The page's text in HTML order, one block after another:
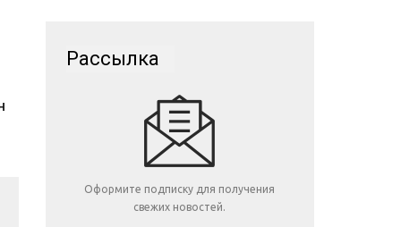
Рассылка
Оформите подписку для получения
свежих новостей.